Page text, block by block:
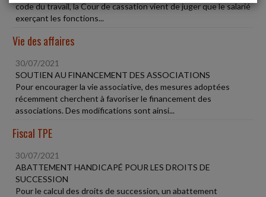
code du travail, la Cour de cassation vient de juger que le salarié
exerçant les fonctions...
Vie des affaires
30/07/2021
SOUTIEN AU FINANCEMENT DES ASSOCIATIONS
Pour encourager la vie associative, des mesures adoptées
récemment cherchent à favoriser le financement des
associations. Des modifications sont ainsi...
Fiscal TPE
30/07/2021
ABATTEMENT HANDICAPÉ POUR LES DROITS DE
SUCCESSION
Pour le calcul des droits de succession, un abattement